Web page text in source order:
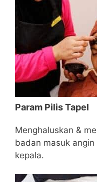
Param Pilis Tapel
Menghaluskan &
badan masuk
kepala.